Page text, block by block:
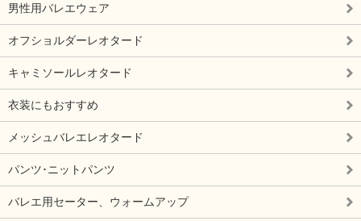
男性用バレエウェア
オフショルダーレオタード
キャミソールレオタード
衣装にもおすすめ
メッシュバレエレオタード
パンツ･ニットパンツ
バレエ用セーター、ウォームアップ